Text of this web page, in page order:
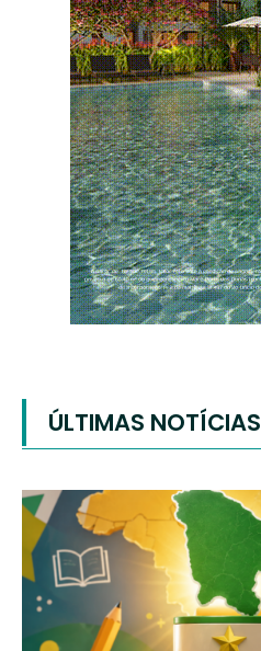
ÚLTIMAS NOTÍCIAS